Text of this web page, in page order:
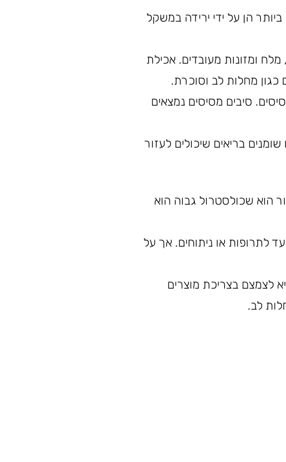
הן על ידי ירידה במשקל
ומזונות מעובדים. אכילת
כגון מחלות לב וסוכרת.
סיבים מסיסים נמצאים
בריאים שיכולים לעזור
הוא שכולסטרול גבוה הוא
לתרופות או ניתוחים. אך על
לצמצם בצריכת מוצרים
לב.